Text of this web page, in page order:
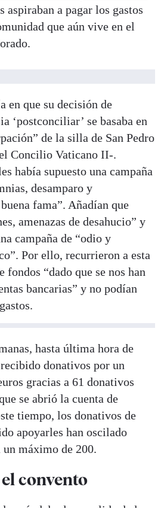
aspiraban a pagar los gastos
que aún vive en el
en que su decisión de
‘postconciliar’ se basaba en
de la silla de San Pedro
Concilio Vaticano II-.
había supuesto una campaña
desamparo y
fama”. Añadían que
amenazas de desahucio” y
campaña de “odio y
Por ello, recurrieron a esta
fondos “dado que se nos han
bancarias” y no podían
hasta última hora de
donativos por un
gracias a 61 donativos
se abrió la cuenta de
tiempo, los donativos de
apoyarles han oscilado
un máximo de 200.
convento